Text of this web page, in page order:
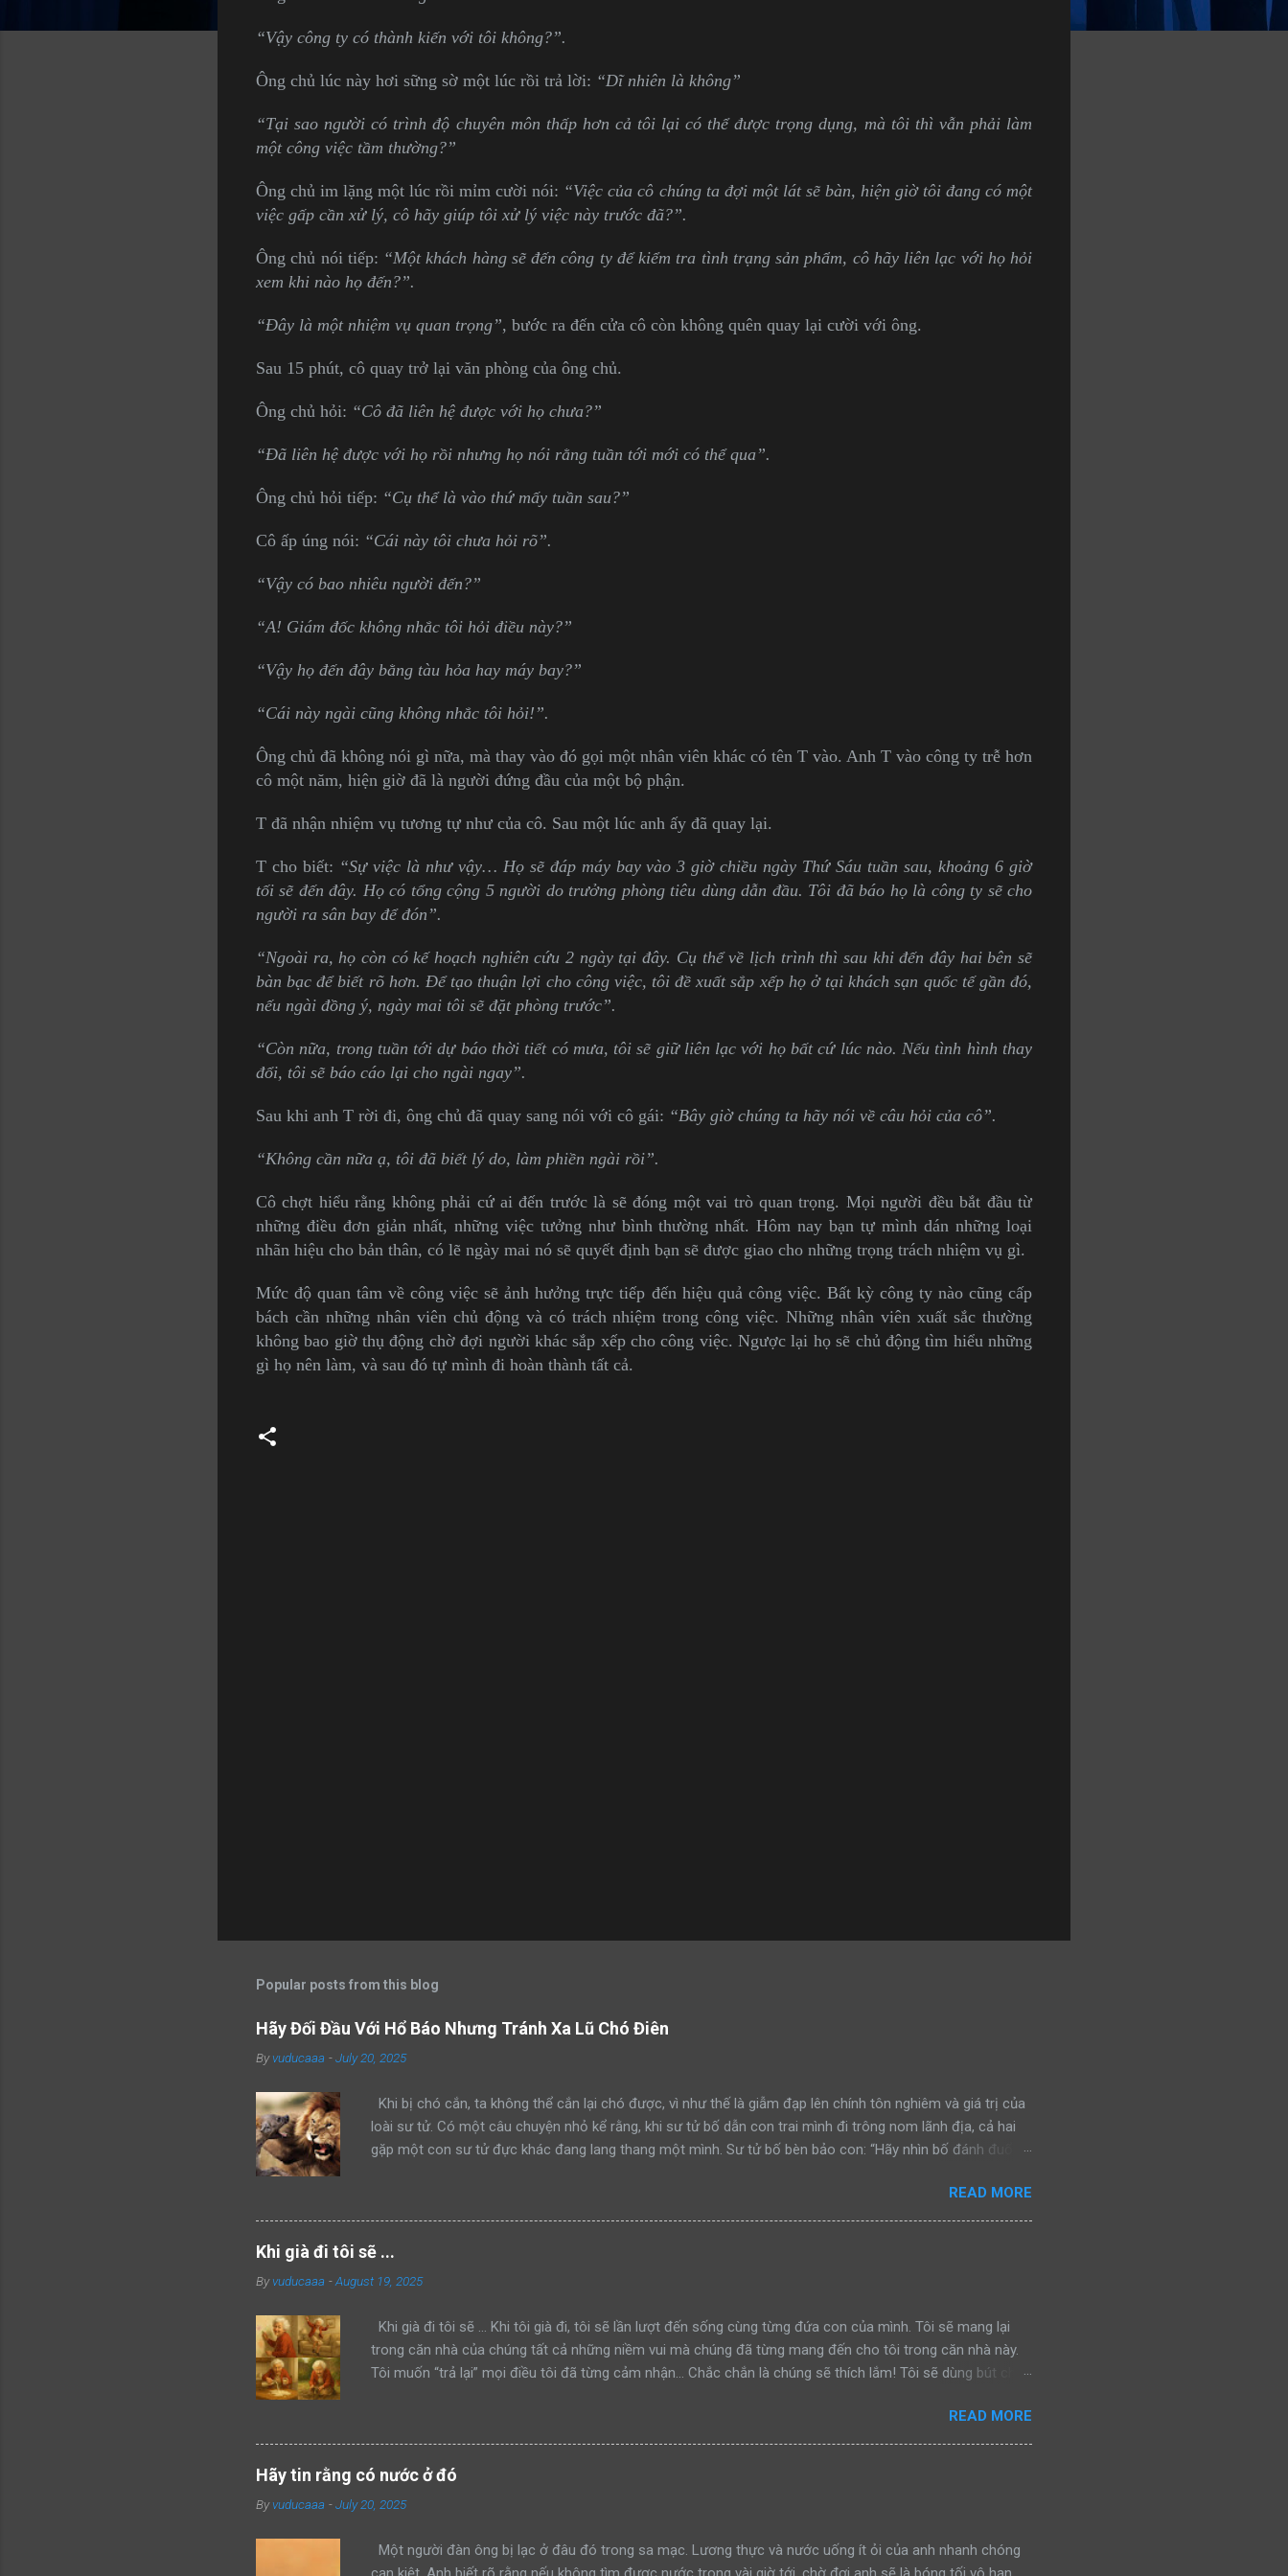
“Vậy công ty có thành kiến với tôi không?”.
Ông chủ lúc này hơi sững sờ một lúc rồi trả lời: “Dĩ nhiên là không”
“Tại sao người có trình độ chuyên môn thấp hơn cả tôi lại có thể được trọng dụng, mà tôi thì vẫn phải làm
một công việc tầm thường?”
Ông chủ im lặng một lúc rồi mỉm cười nói: “Việc của cô chúng ta đợi một lát sẽ bàn, hiện giờ tôi đang có một
việc gấp cần xử lý, cô hãy giúp tôi xử lý việc này trước đã?”.
Ông chủ nói tiếp: “Một khách hàng sẽ đến công ty để kiểm tra tình trạng sản phẩm, cô hãy liên lạc với họ hỏi
xem khi nào họ đến?”.
“Đây là một nhiệm vụ quan trọng”, bước ra đến cửa cô còn không quên quay lại cười với ông.
Sau 15 phút, cô quay trở lại văn phòng của ông chủ.
Ông chủ hỏi: “Cô đã liên hệ được với họ chưa?”
“Đã liên hệ được với họ rồi nhưng họ nói rằng tuần tới mới có thể qua”.
Ông chủ hỏi tiếp: “Cụ thể là vào thứ mấy tuần sau?”
Cô ấp úng nói: “Cái này tôi chưa hỏi rõ”.
“Vậy có bao nhiêu người đến?”
“A! Giám đốc không nhắc tôi hỏi điều này?”
“Vậy họ đến đây bằng tàu hỏa hay máy bay?”
“Cái này ngài cũng không nhắc tôi hỏi!”.
Ông chủ đã không nói gì nữa, mà thay vào đó gọi một nhân viên khác có tên T vào. Anh T vào công ty trễ hơn
cô một năm, hiện giờ đã là người đứng đầu của một bộ phận.
T đã nhận nhiệm vụ tương tự như của cô. Sau một lúc anh ấy đã quay lại.
T cho biết: “Sự việc là như vậy… Họ sẽ đáp máy bay vào 3 giờ chiều ngày Thứ Sáu tuần sau, khoảng 6 giờ
tối sẽ đến đây. Họ có tổng cộng 5 người do trưởng phòng tiêu dùng dẫn đầu. Tôi đã báo họ là công ty sẽ cho
người ra sân bay để đón”.
“Ngoài ra, họ còn có kế hoạch nghiên cứu 2 ngày tại đây. Cụ thể về lịch trình thì sau khi đến đây hai bên sẽ
bàn bạc để biết rõ hơn. Để tạo thuận lợi cho công việc, tôi đề xuất sắp xếp họ ở tại khách sạn quốc tế gần đó,
nếu ngài đồng ý, ngày mai tôi sẽ đặt phòng trước”.
“Còn nữa, trong tuần tới dự báo thời tiết có mưa, tôi sẽ giữ liên lạc với họ bất cứ lúc nào. Nếu tình hình thay
đổi, tôi sẽ báo cáo lại cho ngài ngay”.
Sau khi anh T rời đi, ông chủ đã quay sang nói với cô gái: “Bây giờ chúng ta hãy nói về câu hỏi của cô”.
“Không cần nữa ạ, tôi đã biết lý do, làm phiền ngài rồi”.
Cô chợt hiểu rằng không phải cứ ai đến trước là sẽ đóng một vai trò quan trọng. Mọi người đều bắt đầu từ
những điều đơn giản nhất, những việc tưởng như bình thường nhất. Hôm nay bạn tự mình dán những loại
nhãn hiệu cho bản thân, có lẽ ngày mai nó sẽ quyết định bạn sẽ được giao cho những trọng trách nhiệm vụ gì.
Mức độ quan tâm về công việc sẽ ảnh hưởng trực tiếp đến hiệu quả công việc. Bất kỳ công ty nào cũng cấp
bách cần những nhân viên chủ động và có trách nhiệm trong công việc. Những nhân viên xuất sắc thường
không bao giờ thụ động chờ đợi người khác sắp xếp cho công việc. Ngược lại họ sẽ chủ động tìm hiểu những
gì họ nên làm, và sau đó tự mình đi hoàn thành tất cả.
Popular posts from this blog
Hãy Đối Đầu Với Hổ Báo Nhưng Tránh Xa Lũ Chó Điên
Byvuducaaa -July 20, 2025
Khi bị chó cắn, ta không thể cắn lại chó được, vì như thế là giẫm đạp lên chính tôn nghiêm và giá trị của
loài sư tử. Có một câu chuyện nhỏ kể rằng, khi sư tử bố dẫn con trai mình đi trông nom lãnh địa, cả hai
gặp một con sư tử đực khác đang lang thang một mình. Sư tử bố bèn bảo con: “Hãy nhìn bố đánh đuổi
mình thành công. Một ngày khác, hai bố con sư tử tiếp tục dẫn nhau đi tuần tra, cả hai bắt gặp một con
hổ đang mon men săn mồi trong lãnh thổ. Sư tử bố quay sang bảo con: “Hãy nhìn bố đánh đuổi kẻ ngoại
bang này đi như thế nào mà học tập”. Rồi sư tử bố tiếp tục lao lên anh dũng chiến đấu, bảo vệ khu vực
của mình thành công. Lại một ngày khác, hai bố con sư tử trên đường tuần tra lại bắt gặp một con báo
mon men tiếp cận khu rừng. Sư tử bố tiếp tục quay sang bảo con nhìn mình đánh đuổi kẻ thù, rồi gầm lên
READ MORE
Khi già đi tôi sẽ ...
Byvuducaaa -August 19, 2025
Khi già đi tôi sẽ ... Khi tôi già đi, tôi sẽ lần lượt đến sống cùng từng đứa con của mình. Tôi sẽ mang lại
trong căn nhà của chúng tất cả những niềm vui mà chúng đã từng mang đến cho tôi trong căn nhà này.
Tôi muốn “trả lại” mọi điều tôi đã từng cảm nhận… Chắc chắn là chúng sẽ thích lắm! Tôi sẽ dùng bút chì
từ chai rồi để nguyên ngoài tủ lạnh. Tôi sẽ vo tròn giấy vệ sinh thành từng cục ném tung tóe. Ôi, chúng sẽ
phấn khích biết bao nhỉ ! Nghĩ đến đó đã thấy vui lắm rồi. Khi tôi già đi và đến sống cùng con… Tôi sẽ
nghịch cả muối lẫn đường. Chúng sẽ lắc đầu, chạy rượt theo tôi, còn tôi sẽ chui xuống gầm giường trốn.
Khi chúng gọi tôi ra ăn cơm, tôi sẽ chê không chịu ăn rau, cũng chẳng chịu ăn thịt. Tôi sẽ mắc nghẹn vì
cơm, rồi làm đổ sữa loang lổ trên bàn sau khi ói sạch cơm. Nhễu nhão đầy quần áo. Và khi chúng nổi
READ MORE
Hãy tin rằng có nước ở đó
Byvuducaaa -July 20, 2025
Một người đàn ông bị lạc ở đâu đó trong sa mạc. Lương thực và nước uống ít ỏi của anh nhanh chóng